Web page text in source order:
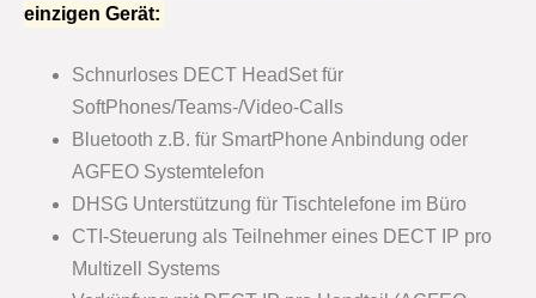
einzigen Gerät:
Schnurloses DECT HeadSet für
SoftPhones/Teams-/Video-Calls
Bluetooth z.B. für SmartPhone Anbindung oder
AGFEO Systemtelefon
DHSG Unterstützung für Tischtelefone im Büro
CTI-Steuerung als Teilnehmer eines DECT IP pro
Multizell Systems